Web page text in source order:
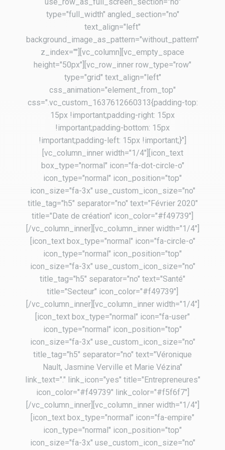
type="full_width" angled_section="no"
text_align="left"
background_image_as_pattern="without_pattern"
z_index=""][vc_column][vc_empty_space
height="50px"][vc_row_inner row_type="row"
type="grid" text_align="left"
css_animation="element_from_top"
css=".vc_custom_1637612660313{padding-top:
15px !important;padding-right: 15px
!important;padding-bottom: 15px
!important;padding-left: 15px !important;}"]
[vc_column_inner width="1/4"][icon_text
box_type="normal" icon="fa-dot-circle-o"
icon_type="normal" icon_position="top"
icon_size="fa-3x" use_custom_icon_size="no"
title_tag="h5" separator="no" text="Février 2020"
title="Date de création" icon_color="#f49739"]
[/vc_column_inner][vc_column_inner width="1/4"]
[icon_text box_type="normal" icon="fa-circle-o"
icon_type="normal" icon_position="top"
icon_size="fa-3x" use_custom_icon_size="no"
title_tag="h5" separator="no" text="Santé"
title="Secteur" icon_color="#f49739"]
[/vc_column_inner][vc_column_inner width="1/4"]
[icon_text box_type="normal" icon="fa-user"
icon_type="normal" icon_position="top"
icon_size="fa-3x" use_custom_icon_size="no"
title_tag="h5" separator="no" text="Véronique
Nault, Jasmine Verville et Marie Vézina"
link_text="." link_icon="yes" title="Entrepreneures"
icon_color="#f49739" link_color="#f5f6f7"]
[/vc_column_inner][vc_column_inner width="1/4"]
[icon_text box_type="normal" icon="fa-empire"
icon_type="normal" icon_position="top"
icon_size="fa-3x" use_custom_icon_size="no"